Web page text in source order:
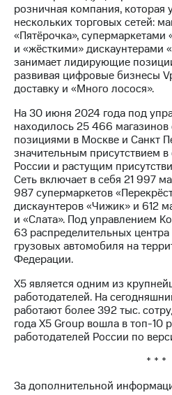
розничная компания, которая
нескольких торговых сетей:
«Пятёрочка», супермаркетами
и «жёсткими» дискаунтерами
занимает лидирующие
развивая цифровые бизнесы
доставку и «Много лосося».
На 30 июня 2024 года под
находилось 25 466
позициями в Москве и Санкт
значительным присутствием в
России и растущим
Сеть включает в себя 21 997
987 супермаркетов
дискаунтеров «Чижик» и 612
и «Слата». Под управлением
63 распределительных
грузовых автомобиля на
Федерации.
X5 является одним из
работодателей. На
работают более 392 тыс.
года Х5 Group вошла в топ-10
работодателей России по
* * *
За дополнительной